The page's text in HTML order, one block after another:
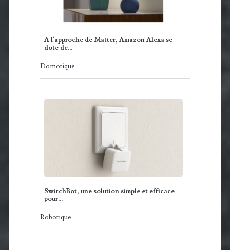
A l'approche de Matter, Amazon Alexa se
dote de…
Domotique
SwitchBot, une solution simple et efficace
pour…
Robotique